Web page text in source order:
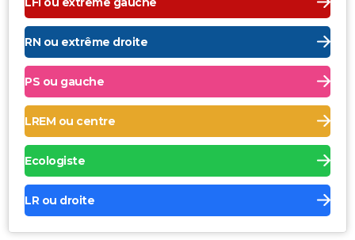
RN ou extrême droite
PS ou gauche
LREM ou centre
Ecologiste
LR ou droite